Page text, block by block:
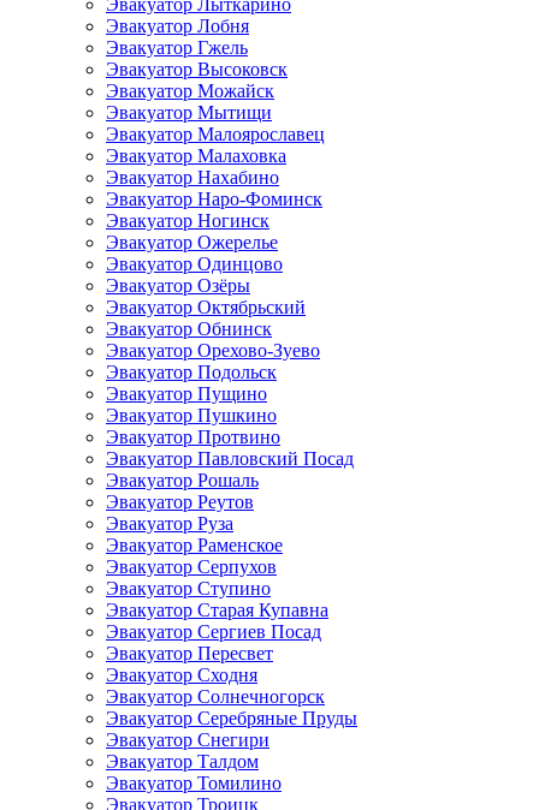
Эвакуатор Лыткарино
Эвакуатор Лобня
Эвакуатор Гжель
Эвакуатор Высоковск
Эвакуатор Можайск
Эвакуатор Мытищи
Эвакуатор Малоярославец
Эвакуатор Малаховка
Эвакуатор Нахабино
Эвакуатор Наро-Фоминск
Эвакуатор Ногинск
Эвакуатор Ожерелье
Эвакуатор Одинцово
Эвакуатор Озёры
Эвакуатор Октябрьский
Эвакуатор Обнинск
Эвакуатор Орехово-Зуево
Эвакуатор Подольск
Эвакуатор Пущино
Эвакуатор Пушкино
Эвакуатор Протвино
Эвакуатор Павловский Посад
Эвакуатор Рошаль
Эвакуатор Реутов
Эвакуатор Руза
Эвакуатор Раменское
Эвакуатор Серпухов
Эвакуатор Ступино
Эвакуатор Старая Купавна
Эвакуатор Сергиев Посад
Эвакуатор Пересвет
Эвакуатор Сходня
Эвакуатор Солнечногорск
Эвакуатор Серебряные Пруды
Эвакуатор Снегири
Эвакуатор Талдом
Эвакуатор Томилино
Эвакуатор Троицк